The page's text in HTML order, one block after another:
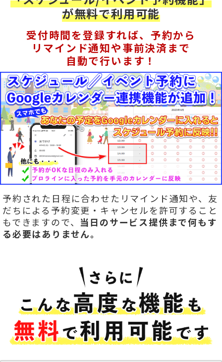
が無料で利用可能
受付時間を登録すれば、予約から
リマインド通知や事前決済まで
自動で行います！
予約された日程に合わせたリマインド通知や、友
だちによる予約変更・キャンセルを許可すること
もできますので、 当日のサービス提供まで何もす
る必要はありません。